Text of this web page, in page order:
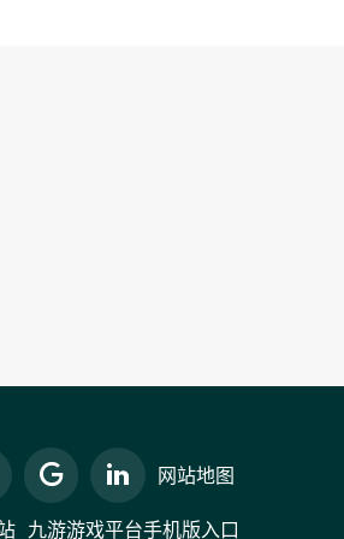
网站地图
九游游戏平台手机版入口